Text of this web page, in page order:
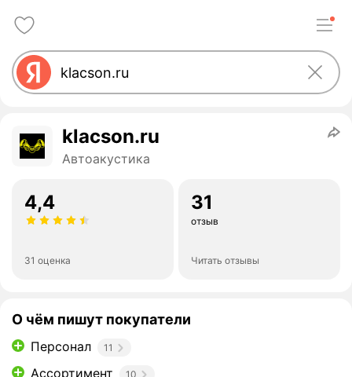
klacson.ru
Автоакустика
4,4
31 оценка
31
отзыв
Читать отзывы
О чём пишут покупатели
Персонал 11
Ассортимент 10